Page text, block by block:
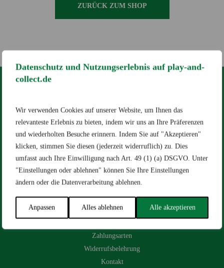
Datenschutz und Nutzungserlebnis auf play-and-
collect.de
Wir verwenden Cookies auf unserer Website, um Ihnen das
relevanteste Erlebnis zu bieten, indem wir uns an Ihre Präferenzen
und wiederholten Besuche erinnern. Indem Sie auf "Akzeptieren"
klicken, stimmen Sie diesen (jederzeit widerruflich) zu. Dies
umfasst auch Ihre Einwilligung nach Art. 49 (1) (a) DSGVO. Unter
"Einstellungen oder ablehnen" können Sie Ihre Einstellungen
ändern oder die Datenverarbeitung ablehnen.
Anpassen Alles ablehnen Alle akzeptieren
ZURÜCK ZUM SHOP
Impressum AGB
Datenschutz
[wt_cli_manage_consent]
Designed byDilly
HILFE & KONTAKT
Zahlungsarten
Widerrufsbelehrung
Kontakt